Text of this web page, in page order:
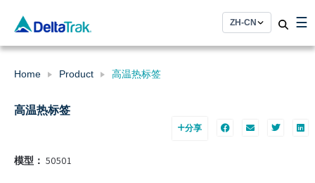
☰
content
Home Product 高温热标签
高温热标签
分享
模型： 50501